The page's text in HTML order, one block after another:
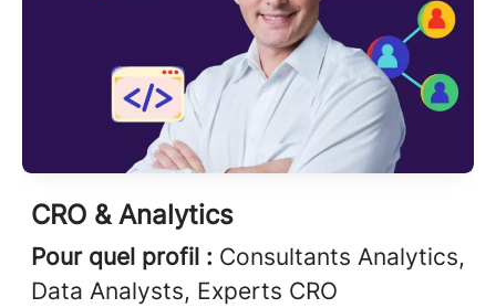
CRO & Analytics
Pour quel profil : Consultants Analytics,
Data Analysts, Experts CRO